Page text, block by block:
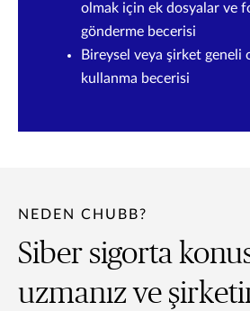
olmak için ek dosyalar ve
gönderme becerisi
Bireysel veya şirket geneli
kullanma becerisi
NEDEN CHUBB?
Siber sigorta
uzmanız ve